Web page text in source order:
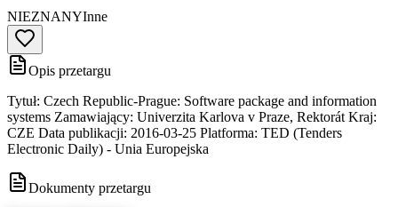
NIEZNANYInne
Opis przetargu
Tytuł: Czech Republic-Prague: Software package and information
systems Zamawiający: Univerzita Karlova v Praze, Rektorát Kraj:
CZE Data publikacji: 2016-03-25 Platforma: TED (Tenders
Electronic Daily) - Unia Europejska
Dokumenty przetargu